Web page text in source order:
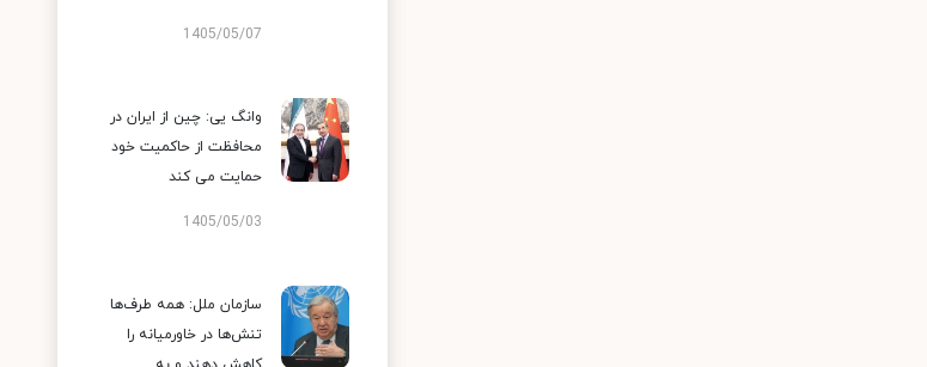
1405/05/07
وانگ یی: چین از ایران در
محافظت از حاکمیت خود
حمایت می کند
1405/05/03
سازمان ملل: همه طرف‌ها
تنش‌ها در خاورمیانه را